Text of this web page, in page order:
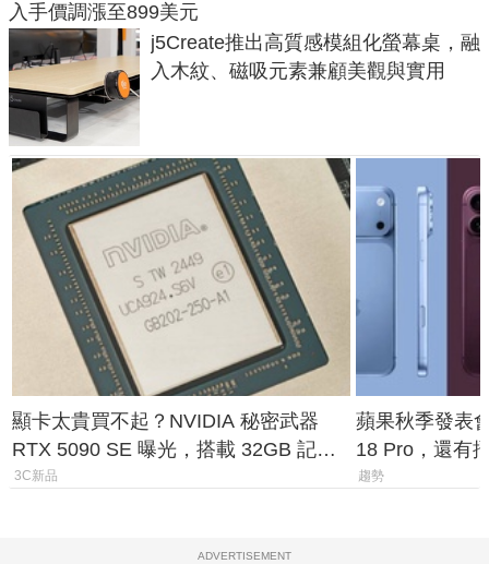
入手價調漲至899美元
j5Create推出高質感模組化螢幕桌，融
入木紋、磁吸元素兼顧美觀與實用
顯卡太貴買不起？NVIDIA 秘密武器
RTX 5090 SE 曝光，搭載 32GB 記憶
體
3C新品
蘋果秋季發表
18 Pro，還有
測一次看
趨勢
ADVERTISEMENT